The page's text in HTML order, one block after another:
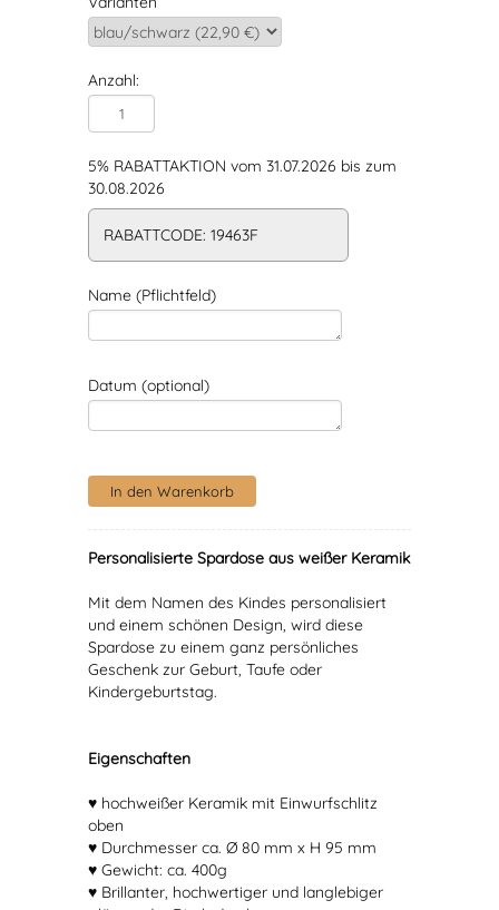
Anzahl:
5% RABATTAKTION vom 31.07.2026 bis zum
30.08.2026
RABATTCODE: 19463F
Name (Pflichtfeld)
Datum (optional)
Personalisierte Spardose aus weißer Keramik
Mit dem Namen des Kindes personalisiert
und einem schönen Design, wird diese
Spardose zu einem ganz persönliches
Geschenk zur Geburt, Taufe oder
Kindergeburtstag.
Eigenschaften
♥ hochweißer Keramik mit Einwurfschlitz
oben
♥ Durchmesser ca. Ø 80 mm x H 95 mm
♥ Gewicht: ca. 400g
♥ Brillanter, hochwertiger und langlebiger